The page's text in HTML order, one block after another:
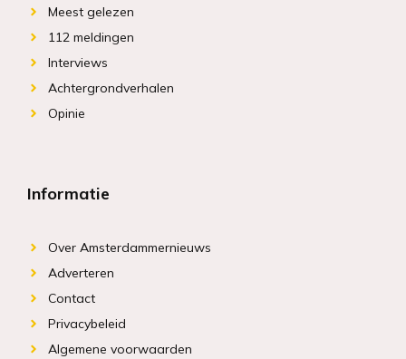
Meest gelezen
112 meldingen
Interviews
Achtergrondverhalen
Opinie
Informatie
Over Amsterdammernieuws
Adverteren
Contact
Privacybeleid
Algemene voorwaarden